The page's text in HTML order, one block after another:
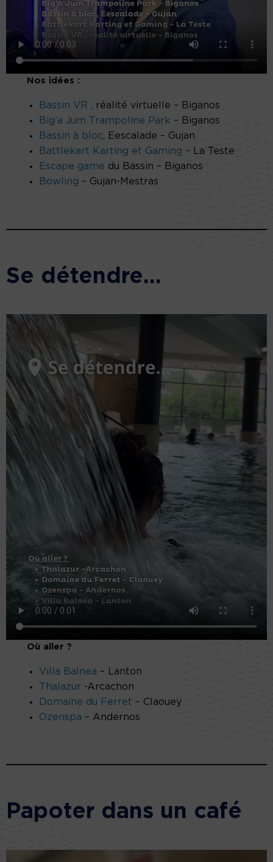
Nos idées :
Bassin VR , réalité virtuelle – Biganos
Big’a Jum Trampoline Park – Biganos
Bassin à bloc, Eescalade – Gujan
Battlekart Karting et Gaming – La Teste
Escape game du Bassin – Biganos
Bowling – Gujan-Mestras
Se détendre…
Où aller ?
Villa Balnea – Lanton
Thalazur -Arcachon
Domaine du Ferret – Claouey
Ozenspa – Andernos
Papoter dans un café